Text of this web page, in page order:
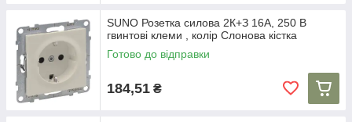
SUNO Розетка силова 2К+З 16А, 250 В
гвинтові клеми , колір Слонова кістка
Готово до відправки
184,51 ₴